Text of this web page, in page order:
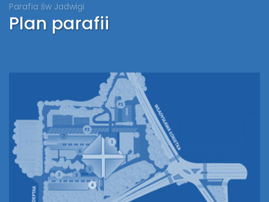
Parafia św Jadwigi
Plan parafii